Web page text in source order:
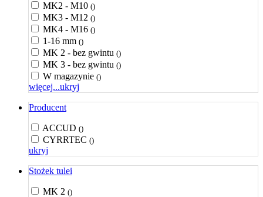
MK2 - M10 ()
MK3 - M12 ()
MK4 - M16 ()
1-16 mm ()
MK 2 - bez gwintu ()
MK 3 - bez gwintu ()
W magazynie ()
więcej...ukryj
Producent
ACCUD ()
CYRRTEC ()
ukryj
Stożek tulei
MK 2 ()